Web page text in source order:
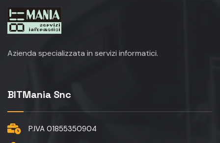
Azienda specializzata in servizi informatici.
BITMania Snc
P.IVA 01855350904